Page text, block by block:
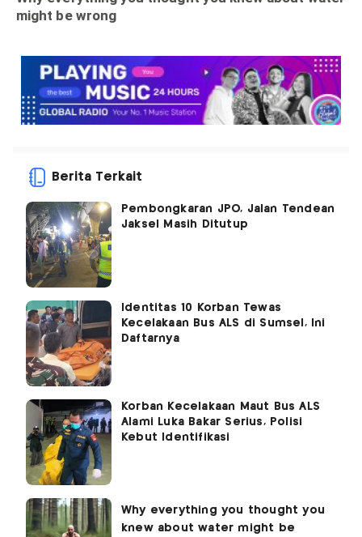
Berita Terkait
Pembongkaran JPO, Jalan Tendean
Jaksel Masih Ditutup
Identitas 10 Korban Tewas
Kecelakaan Bus ALS di Sumsel, Ini
Daftarnya
Korban Kecelakaan Maut Bus ALS
Alami Luka Bakar Serius, Polisi
Kebut Identifikasi